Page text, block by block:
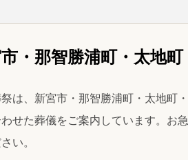
・那智勝浦町・太地
は、新宮市・那智勝浦町・太地町
せた葬儀をご案内しています。お
い。